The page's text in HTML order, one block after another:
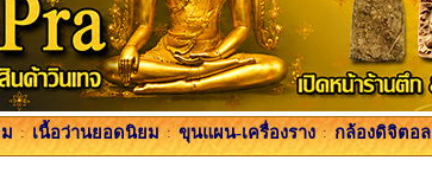
: เนื้อว่านยอดนิยม : ขุนแผน-เครื่องราง : กล้องดิจิตอล